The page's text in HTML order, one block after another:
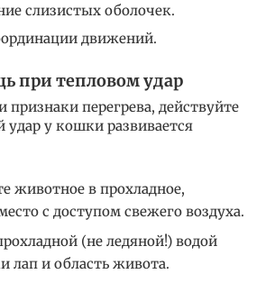
слизистых оболочек.
движений.
при тепловом удар
признаки перегрева, действуйте
удар у кошки развивается
животное в прохладное,
с доступом свежего воздуха.
(не ледяной!) водой
лап и область живота.